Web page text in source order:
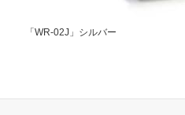
「WR-02J」シルバー